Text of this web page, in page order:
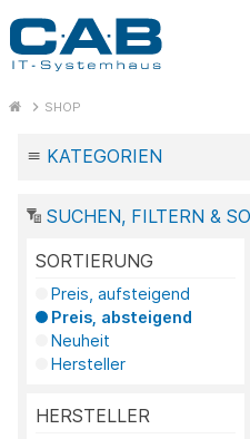
SHOP
KATEGORIEN
SUCHEN, FILTERN &
SORTIERUNG
Preis, aufsteigend
Preis, absteigend
Neuheit
Hersteller
HERSTELLER